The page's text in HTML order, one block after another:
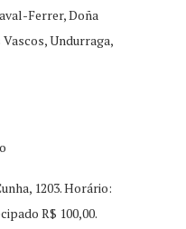
Ferrer, Doña
Undurraga,
1203. Horário:
R$ 100,00.